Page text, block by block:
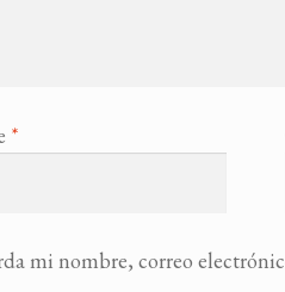
*
mi nombre, correo